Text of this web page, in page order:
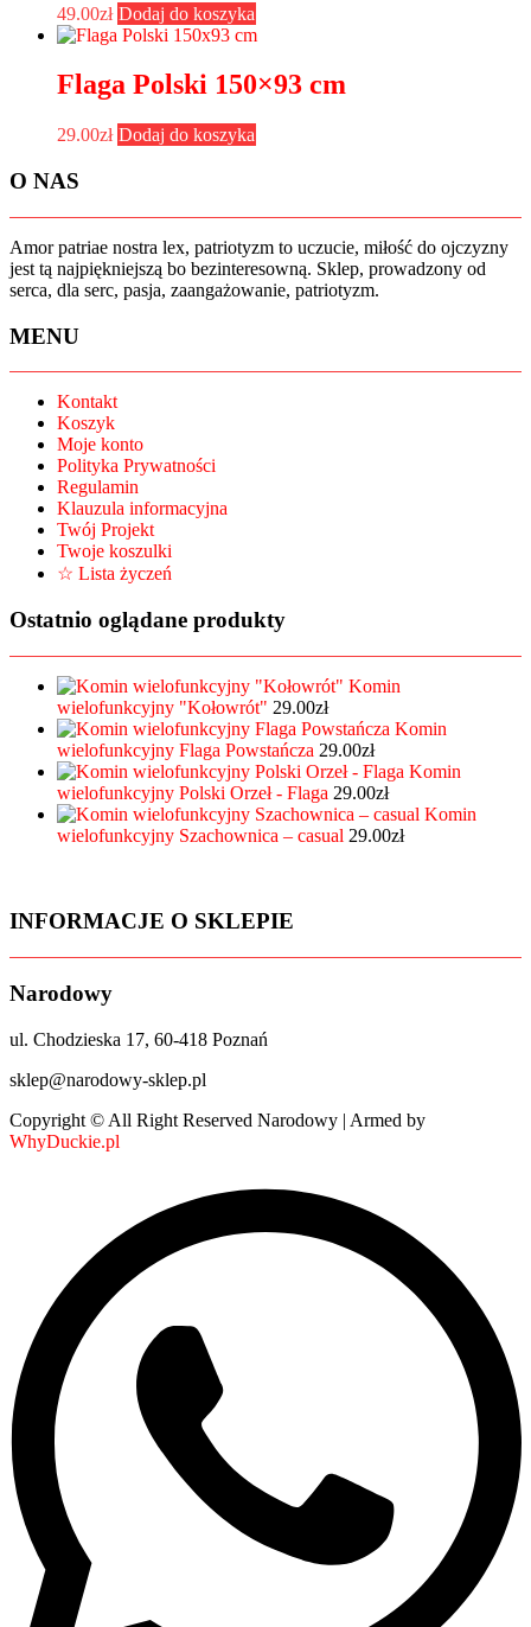
49.00zł Dodaj do koszyka
Flaga Polski 150×93 cm
29.00zł Dodaj do koszyka
O NAS
Amor patriae nostra lex, patriotyzm to uczucie, miłość do ojczyzny
jest tą najpiękniejszą bo bezinteresowną. Sklep, prowadzony od
serca, dla serc, pasja, zaangażowanie, patriotyzm.
MENU
Kontakt
Koszyk
Moje konto
Polityka Prywatności
Regulamin
Klauzula informacyjna
Twój Projekt
Twoje koszulki
☆ Lista życzeń
Ostatnio oglądane produkty
Komin
wielofunkcyjny "Kołowrót" 29.00zł
Komin
wielofunkcyjny Flaga Powstańcza 29.00zł
Komin
wielofunkcyjny Polski Orzeł - Flaga 29.00zł
Komin
wielofunkcyjny Szachownica – casual 29.00zł
INFORMACJE O SKLEPIE
Narodowy
ul. Chodzieska 17, 60-418 Poznań
sklep@narodowy-sklep.pl
Copyright © All Right Reserved Narodowy | Armed by
WhyDuckie.pl